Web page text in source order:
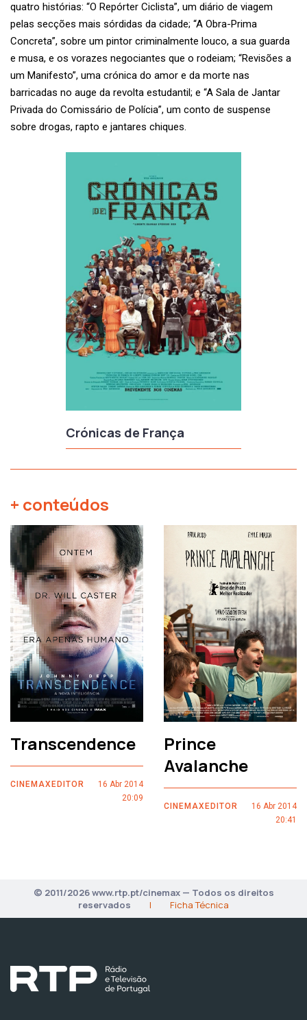
Crónicas de França
quatro histórias: “O Repórter Ciclista”, um diário de viagem
pelas secções mais sórdidas da cidade; “A Obra-Prima
Concreta”, sobre um pintor criminalmente louco, a sua guarda
e musa, e os vorazes negociantes que o rodeiam; “Revisões a
um Manifesto”, uma crónica do amor e da morte nas
barricadas no auge da revolta estudantil; e “A Sala de Jantar
Privada do Comissário de Polícia”, um conto de suspense
sobre drogas, rapto e jantares chiques.
+ conteúdos
Transcendence
CINEMAXEDITOR
16 Abr 2014
20:09
Prince
Avalanche
CINEMAXEDITOR
16 Abr 2014
20:41
© 2011/2026 www.rtp.pt/cinemax — Todos os direitos
reservados
| Ficha Técnica